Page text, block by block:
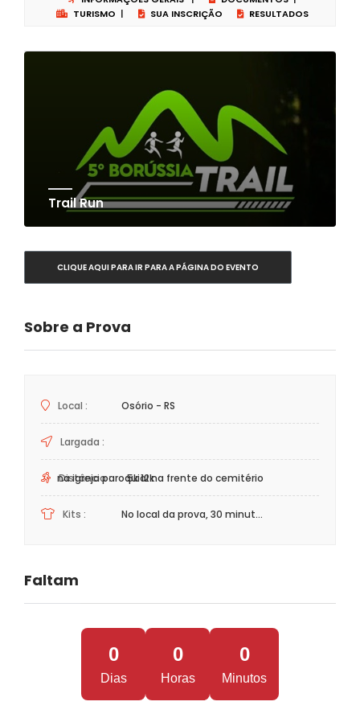
TURISMO | SUA INSCRIÇÃO RESULTADOS
Trail Run
CLIQUE AQUI PARA IR PARA A PÁGINA DO EVENTO
Sobre a Prova
Local : Osório - RS
Largada :
na igreja paroquial na frente do cemitério
Distância : 5k 12k
Kits : No local da prova, 30 minut...
Faltam
0
Dias
0
Horas
0
Minutos